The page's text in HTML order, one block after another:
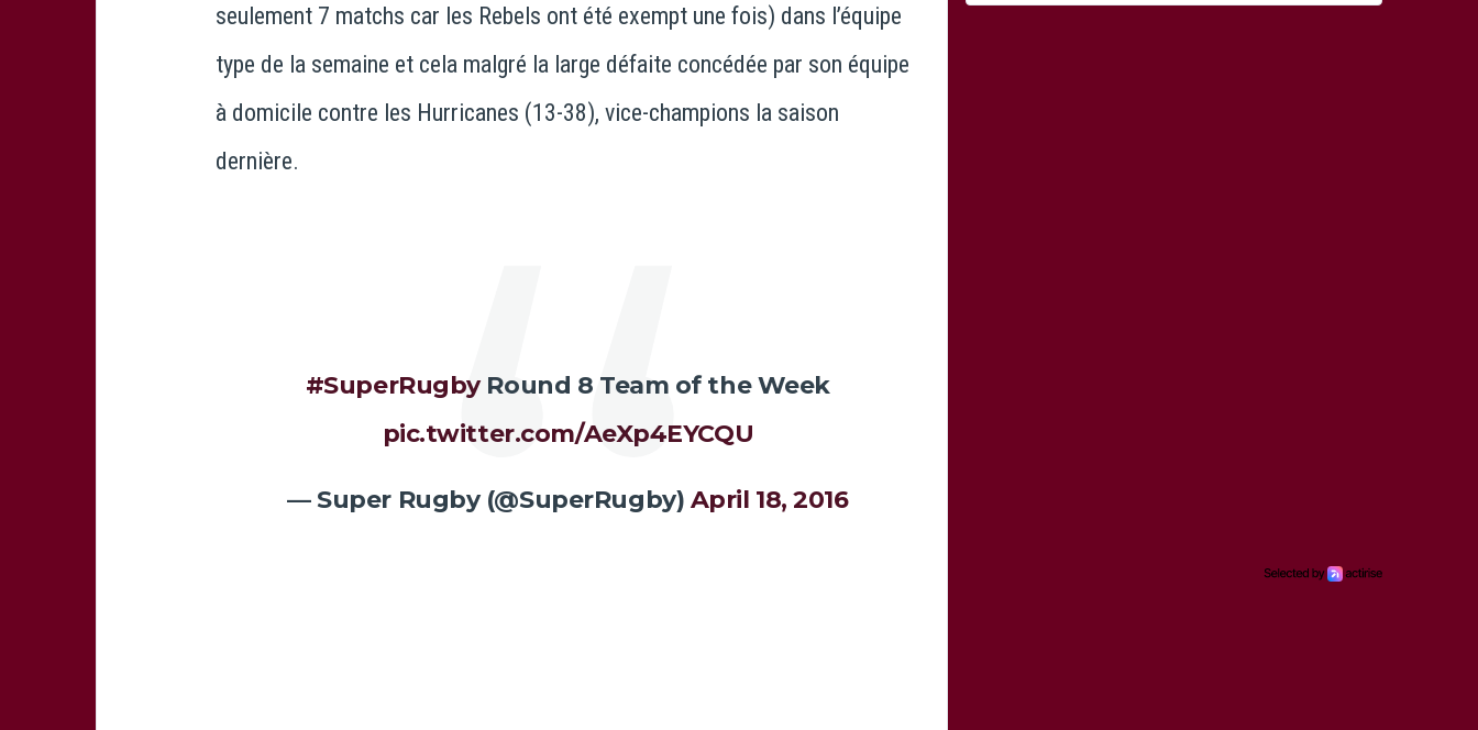
seulement 7 matchs car les Rebels ont été exempt une fois) dans l’équipe
type de la semaine et cela malgré la large défaite concédée par son équipe
à domicile contre les Hurricanes (13-38), vice-champions la saison
dernière.
#SuperRugbyRound 8 Team of the Week
pic.twitter.com/AeXp4EYCQU
— Super Rugby (@SuperRugby) April 18, 2016